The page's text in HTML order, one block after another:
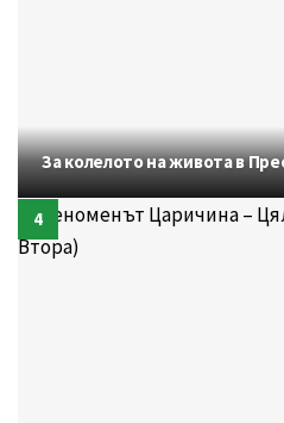
За колелото на живота в